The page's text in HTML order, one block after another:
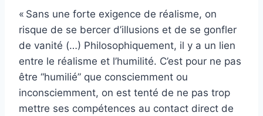
« Sans une forte exigence de réalisme, on
risque de se bercer d’illusions et de se gonfler
de vanité (…) Philosophiquement, il y a un lien
entre le réalisme et l’humilité. C’est pour ne pas
être “humilié” que consciemment ou
inconsciemment, on est tenté de ne pas trop
mettre ses compétences au contact direct de